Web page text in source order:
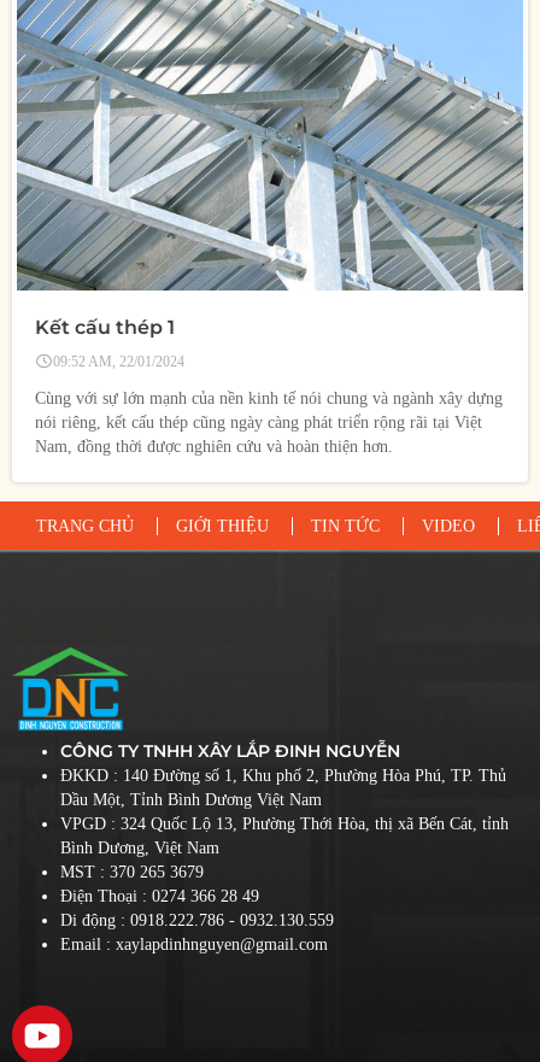
Kết cấu thép 1
09:52 AM, 22/01/2024
Cùng với sự lớn mạnh của nền kinh tế nói chung và ngành xây dựng
nói riêng, kết cấu thép cũng ngày càng phát triển rộng rãi tại Việt
Nam, đồng thời được nghiên cứu và hoàn thiện hơn.
TRANG CHỦ GIỚI THIỆU TIN TỨC VIDEO
CÔNG TY TNHH XÂY LẮP ĐINH NGUYỄN
ĐKKD : 140 Đường số 1, Khu phố 2, Phường Hòa Phú, TP. Thủ
Dầu Một, Tỉnh Bình Dương Việt Nam
VPGD : 324 Quốc Lộ 13, Phường Thới Hòa, thị xã Bến Cát, tỉnh
Bình Dương, Việt Nam
MST : 370 265 3679
Điện Thoại : 0274 366 28 49
Di động : 0918.222.786 - 0932.130.559
Email : xaylapdinhnguyen@gmail.com